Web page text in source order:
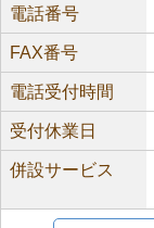
電話番号
FAX番号
電話受付時間
受付休業日
併設サービス